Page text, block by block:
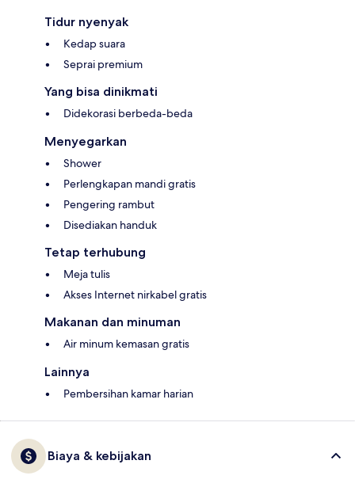
Tidur nyenyak
Kedap suara
Seprai premium
Yang bisa dinikmati
Didekorasi berbeda-beda
Menyegarkan
Shower
Perlengkapan mandi gratis
Pengering rambut
Disediakan handuk
Tetap terhubung
Meja tulis
Akses Internet nirkabel gratis
Makanan dan minuman
Air minum kemasan gratis
Lainnya
Pembersihan kamar harian
Biaya & kebijakan